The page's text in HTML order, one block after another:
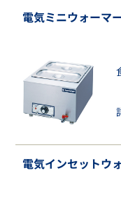
電気ミニウォーマ
電気インセットウ